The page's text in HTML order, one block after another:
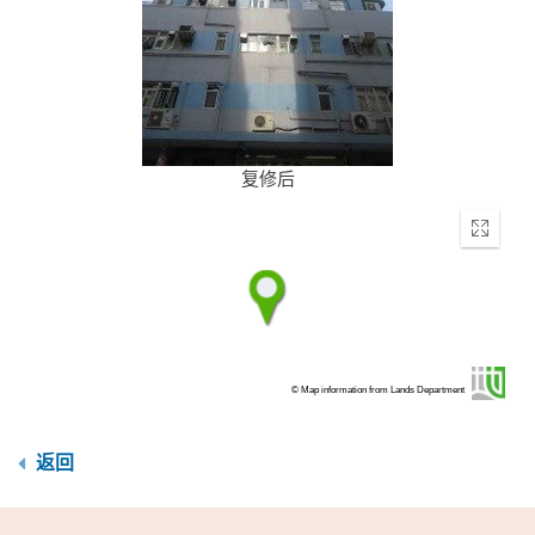
复修后
Enter
© Map information from Lands Department
返回